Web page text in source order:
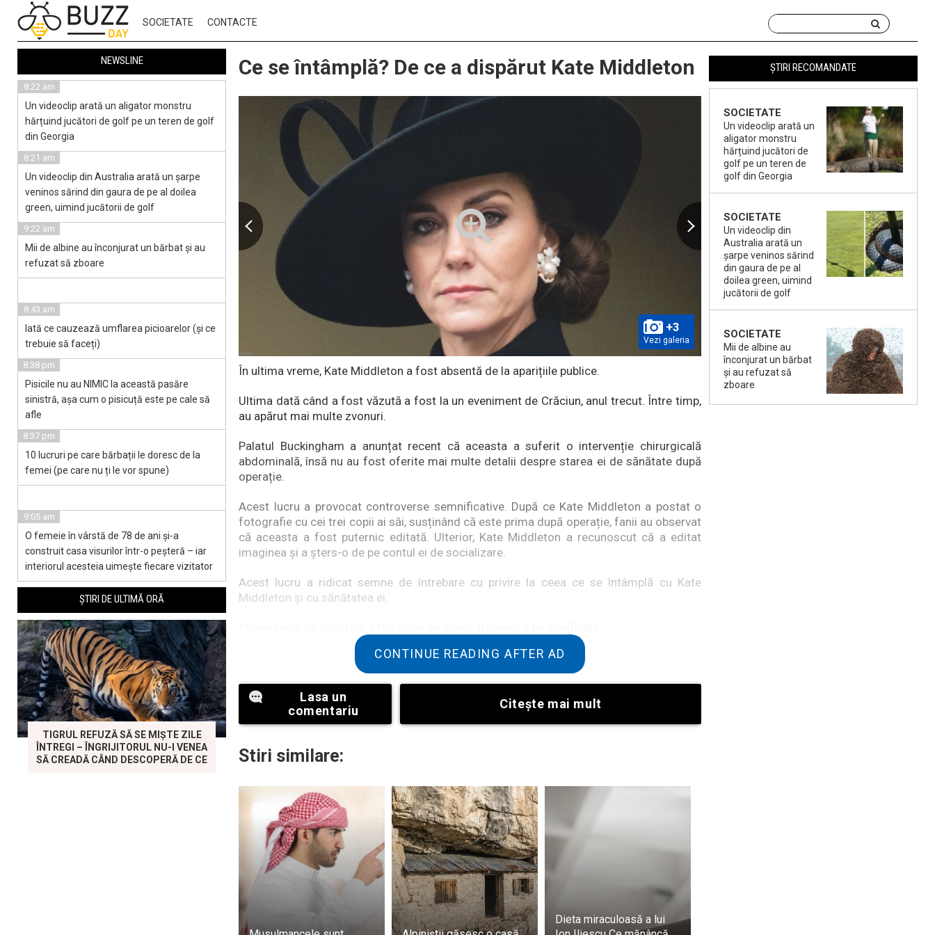
SOCIETATE CONTACTE
Ce se întâmplă? De ce a dispărut Kate Middleton
+3
Vezi galeria
În ultima vreme, Kate Middleton a fost absentă de la aparițiile publice.
Ultima dată când a fost văzută a fost la un eveniment de Crăciun, anul trecut. Între timp,
au apărut mai multe zvonuri.
Palatul Buckingham a anunțat recent că aceasta a suferit o intervenție chirurgicală
abdominală, însă nu au fost oferite mai multe detalii despre starea ei de sănătate după
operație.
Acest lucru a provocat controverse semnificative. După ce Kate Middleton a postat o
fotografie cu cei trei copii ai săi, susținând că este prima după operație, fanii au observat
că aceasta a fost puternic editată. Ulterior, Kate Middleton a recunoscut că a editat
imaginea și a șters-o de pe contul ei de socializare.
Acest lucru a ridicat semne de întrebare cu privire la ceea ce se întâmplă cu Kate
Middleton și cu sănătatea ei.
Există diverse scenarii, iar unele persoane susțin că familia regală britanică ascunde
adevărata stare de sănătate a lui Kate Middleton. Alții cred că situația este mai gravă
decât cea relatată.
În plus, există zvonuri despre posibile operații estetice pe care acesta le-ar fi suferit.
CONTINUE READING AFTER AD
Lasa un
comentariu
Citeşte mai mult
Stiri similare:
Dieta miraculoasă a lui
ȘTIRI RECOMANDATE
SOCIETATE
Un videoclip arată un
aligator monstru
hărțuind jucători de
golf pe un teren de
golf din Georgia
SOCIETATE
Un videoclip din
Australia arată un
șarpe veninos sărind
din gaura de pe al
doilea green, uimind
jucătorii de golf
SOCIETATE
Mii de albine au
înconjurat un bărbat
și au refuzat să
zboare
NEWSLINE
8:22 am
Un videoclip arată un aligator monstru
hărțuind jucători de golf pe un teren de golf
din Georgia
8:21 am
Un videoclip din Australia arată un șarpe
veninos sărind din gaura de pe al doilea
green, uimind jucătorii de golf
9:22 am
Mii de albine au înconjurat un bărbat și au
refuzat să zboare
8:43 am
Iată ce cauzează umflarea picioarelor (și ce
trebuie să faceți)
8:38 pm
Pisicile nu au NIMIC la această pasăre
sinistră, așa cum o pisicuță este pe cale să
afle
8:37 pm
10 lucruri pe care bărbații le doresc de la
femei (pe care nu ți le vor spune)
9:05 am
O femeie în vârstă de 78 de ani și-a
construit casa visurilor într-o peșteră – iar
interiorul acesteia uimește fiecare vizitator
ȘTIRI DE ULTIMĂ ORĂ
TIGRUL REFUZĂ SĂ SE MIȘTE ZILE
ÎNTREGI – ÎNGRIJITORUL NU-I VENEA
SĂ CREADĂ CÂND DESCOPERĂ DE CE